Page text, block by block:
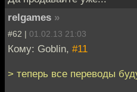
relgames »
#62 | 01.02.13 21:03
Кому: Goblin, #11
> теперь все переводы